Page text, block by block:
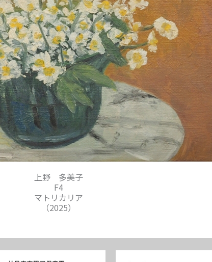
上野 多美子
F4
マトリカリア
（2025）